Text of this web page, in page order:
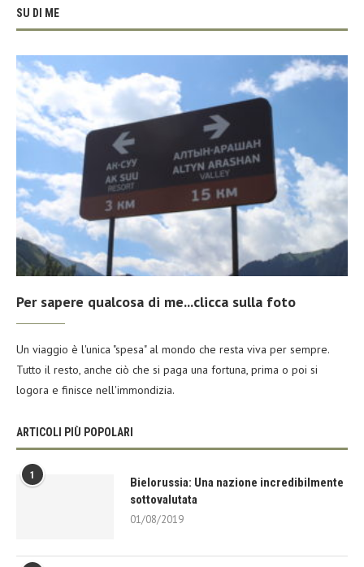
SU DI ME
Per sapere qualcosa di me...clicca sulla foto
Un viaggio è l'unica "spesa" al mondo che resta viva per sempre.
Tutto il resto, anche ciò che si paga una fortuna, prima o poi si
logora e finisce nell'immondizia.
ARTICOLI PIÙ POPOLARI
1
Bielorussia: Una nazione incredibilmente
sottovalutata
01/08/2019